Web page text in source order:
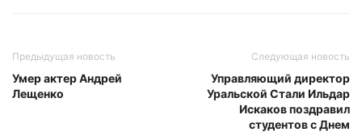
Предыдущая новость
Умер актер Андрей
Лещенко
Следующая новость
Управляющий директор
Уральской Стали Ильдар
Искаков поздравил
студентов с Днем